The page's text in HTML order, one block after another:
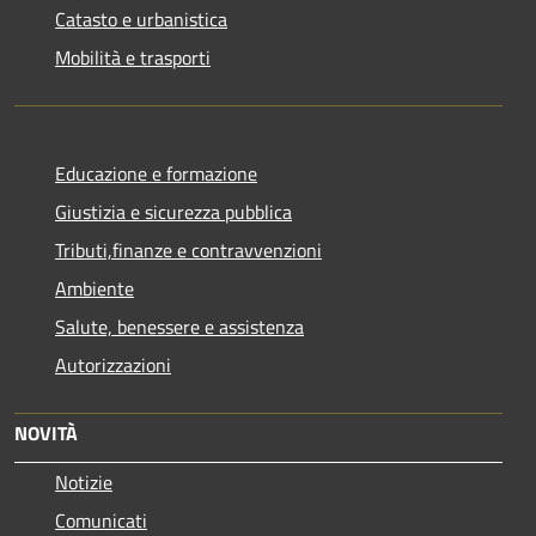
Catasto e urbanistica
Mobilità e trasporti
Educazione e formazione
Giustizia e sicurezza pubblica
Tributi,finanze e contravvenzioni
Ambiente
Salute, benessere e assistenza
Autorizzazioni
NOVITÀ
Notizie
Comunicati